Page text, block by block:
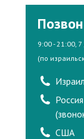
9:00 - 21:00,
(по
Россия
США